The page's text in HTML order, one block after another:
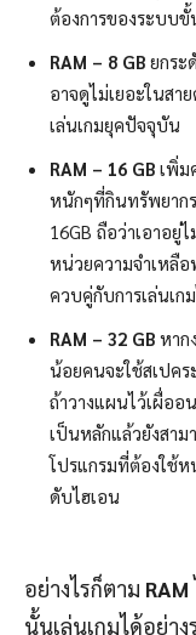
ต้องการของระบบขั้
RAM – 8 GB ยกระ
อาจดูไม่เยอะในสา
เล่นเกมยุคปัจจุบัน
RAM – 16 GB เพิ่ม
หนักๆที่กินทรัพยาก
16GB ถือว่าเอาอยู่
หน่วยความจำเหลื
ควบคู่กับการเล่นเก
RAM – 32 GB หาก
น้อยคนจะใช้สเปคร
ถ้าวางแผนไว้เผื่ออ
เป็นหลักแล้วยังสาม
โปรแกรมที่ต้องใช้ห
ดับไฮเอน
อย่างไรก็ตาม RAM
นั้นเล่นเกมได้อย่า